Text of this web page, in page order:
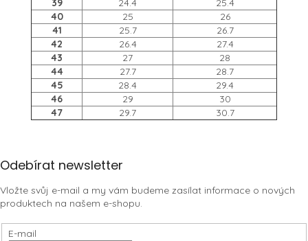
39
24.4
25.4
40
25
26
41
25.7
26.7
42
26.4
27.4
43
27
28
44
27.7
28.7
45
28.4
29.4
46
29
30
47
29.7 30.7
Z
p
a
t
Odebírat newsletter
Vložte svůj e-mail a my vám budeme zasílat informace o nových
produktech na našem e-shopu.
E-mail